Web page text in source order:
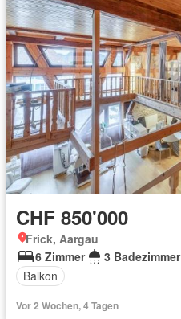
CHF 850'000
Frick, Aargau
6 Zimmer
3 Badezimmer
Balkon
Vor 2 Wochen, 4 Tagen